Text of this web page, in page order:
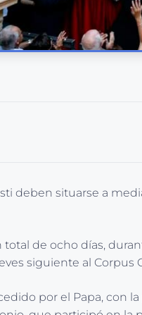
deben situarse a
de ocho días,
siguiente al
por el Papa, con